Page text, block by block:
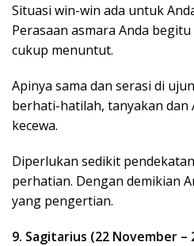
Situasi win-win ada untuk
Perasaan asmara Anda
cukup menuntut.
Apinya sama dan serasi di
berhati-hatilah, tanyakan dan
kecewa.
Diperlukan sedikit
perhatian. Dengan demikian
yang pengertian.
9. Sagitarius (22 November –